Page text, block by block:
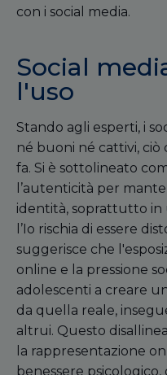
con i social media.
Social
l'uso
Stando agli esperti, i
né buoni né cattivi, ciò
fa. Si è sottolineato
l’autenticità per
identità, soprattutto in
l’Io rischia di essere
suggerisce che
online e la pressione
adolescenti a creare
da quella reale,
altrui. Questo
la rappresentazione
benessere psicologico,